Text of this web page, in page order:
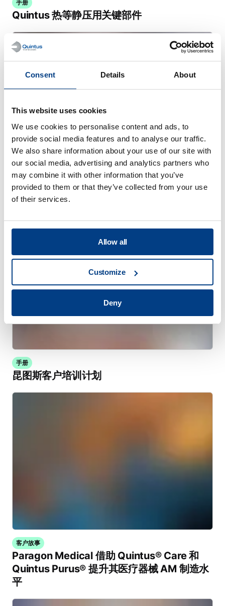
Consent Details About
This website uses cookies
We use cookies to personalise content and ads, to
provide social media features and to analyse our traffic.
We also share information about your use of our site with
our social media, advertising and analytics partners who
may combine it with other information that you’ve
provided to them or that they’ve collected from your use
of their services.
Allow all
Customize
Deny
手册
Quintus 热等静压用关键部件
手册
Quintus® 热等静压印刷机的保养
手册
昆图斯客户培训计划
客户故事
Paragon Medical 借助 Quintus® Care 和
Quintus Purus® 提升其医疗器械 AM 制造水
平